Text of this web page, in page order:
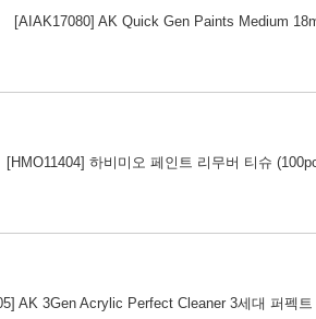
[AIAK17080] AK Quick Gen Paints Medium
[HMO11404] 하비미오 페인트 리무버 티슈
AK 3Gen Acrylic Perfect Cleaner 3세대 퍼펙트